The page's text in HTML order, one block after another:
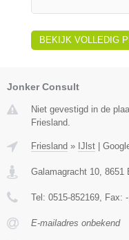
BEKIJK VOLLEDIG
Jonker Consult
Niet gevestigd in de
Friesland.
Friesland » IJlst
Galamagracht 10, 8651
Tel: 0515-852169, Fax: -
E-mailadres onbekend